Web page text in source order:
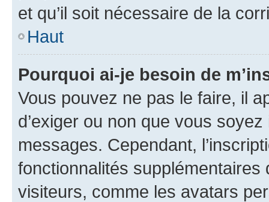
et qu’il soit nécessaire de la
Haut
Pourquoi ai-je besoin de
Vous pouvez ne pas le faire, il
d’exiger ou non que vous
messages. Cependant,
fonctionnalités
visiteurs, comme les avatars